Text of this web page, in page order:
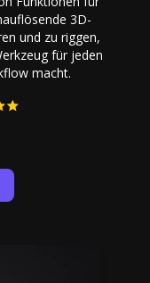
3D-
und zu riggen,
für jeden
macht.